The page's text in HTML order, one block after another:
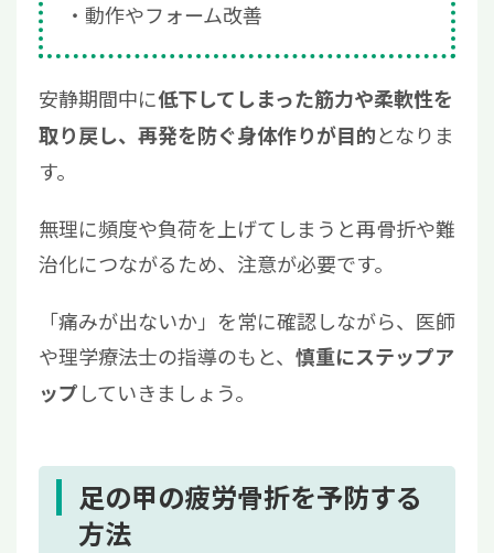
動作やフォーム改善
安静期間中に低下してしまった筋力や柔軟性を
取り戻し、再発を防ぐ身体作りが目的となりま
す。
無理に頻度や負荷を上げてしまうと再骨折や難
治化につながるため、注意が必要です。
「痛みが出ないか」を常に確認しながら、医師
や理学療法士の指導のもと、 慎重にステップア
ップしていきましょう。
足の甲の疲労骨折を予防する
方法